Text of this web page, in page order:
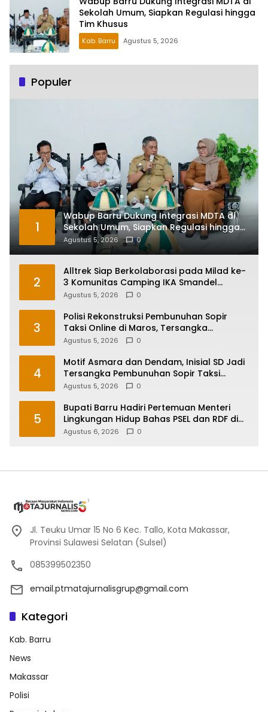
Sekolah Umum, Siapkan Regulasi hingga
Tim Khusus
Kab. Barru Agustus 5, 2026
Populer
1
Wabup Barru Dukung Integrasi MDTA di
Sekolah Umum, Siapkan Regulasi hingga
Tim Khusus
Agustus 5, 2026 0
2
Alltrek Siap Berkolaborasi pada Milad ke-
3 Komunitas Camping IKA Smandel
Makassar di Malino
Agustus 5, 2026 0
3
Polisi Rekonstruksi Pembunuhan Sopir
Taksi Online di Maros, Tersangka
Peragakan 24 Adegan
Agustus 5, 2026 0
4
Motif Asmara dan Dendam, Inisial SD Jadi
Tersangka Pembunuhan Sopir Taksi
Online di Maros
Agustus 5, 2026 0
5
Bupati Barru Hadiri Pertemuan Menteri
Lingkungan Hidup Bahas PSEL dan RDF di
Sulsel
Agustus 6, 2026 0
Jl. Teuku Umar 15 No 6 Kec. Tallo, Kota Makassar,
Provinsi Sulawesi Selatan (Sulsel)
085399502350
email.ptmatajurnalisgrup@gmail.com
Kategori
Kab. Barru
News
Makassar
Polisi